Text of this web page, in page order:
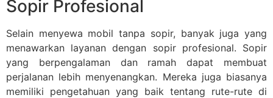
Sopir Profesional
Selain menyewa mobil tanpa sopir, banyak juga yang
menawarkan layanan dengan sopir profesional. Sopir
yang berpengalaman dan ramah dapat membuat
perjalanan lebih menyenangkan. Mereka juga biasanya
memiliki pengetahuan yang baik tentang rute-rute di